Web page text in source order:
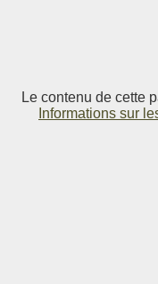
Le contenu de cette
Informations sur